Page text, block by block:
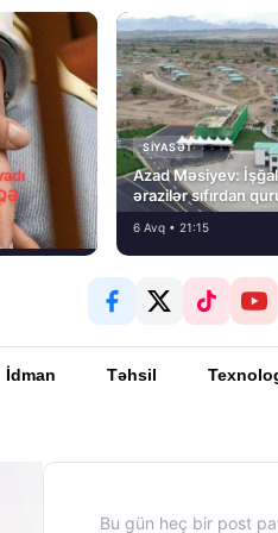
SIYASƏT
Azad Məsiyev:
ərazilər sıfırdan
6 Avq • 21:15
İdman Təhsil
Bu gün heç bir post